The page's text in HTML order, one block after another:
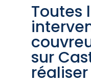
Toutes
sur